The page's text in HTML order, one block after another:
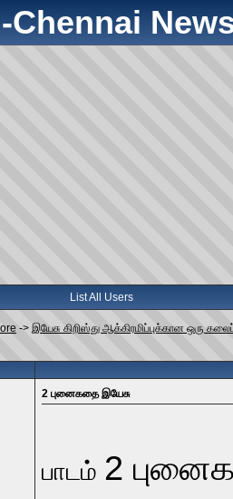
Chennai
List All Users
-> இயேசு கிறிஸ்து ஆக்கிரமிப்புக்கான ஒரு
2 புனைகதை இயேசு
பாடம் 2